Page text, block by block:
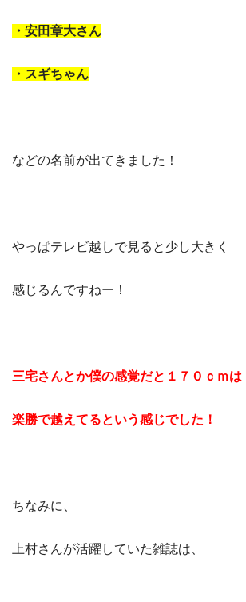
・安田章大さん
・スギちゃん
などの名前が出てきました！
やっぱテレビ越しで見ると少し大きく
感じるんですねー！
三宅さんとか僕の感覚だと１７０ｃｍは
楽勝で越えてるという感じでした！
ちなみに、
上村さんが活躍していた雑誌は、